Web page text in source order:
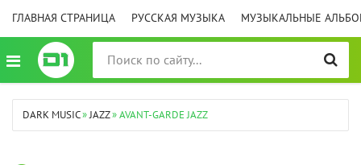
ГЛАВНАЯ СТРАНИЦА РУССКАЯ МУЗЫКА МУЗЫКАЛЬНЫЕ
DARK MUSIC»JAZZ» AVANT-GARDE JAZZ